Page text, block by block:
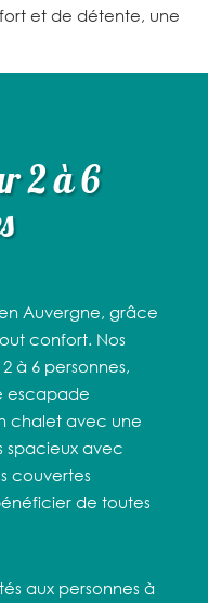
et de détente, une
2 à 6
Auvergne, grâce
confort. Nos
à 6 personnes,
escapade
chalet avec une
spacieux avec
couvertes
de toutes
aux personnes à